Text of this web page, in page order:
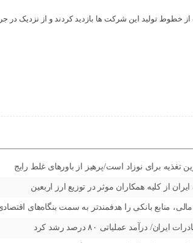
خطوط تولید این شرکت ها بازدید کردند و از نزدیک در
تغذیه برای نوزاد است/پرهیز از باورهای غلط رایج
از کلیه همکاران موثر در توزیع ارز اربعین
مالی، منابع بانکی را هدفمندتر به سمت بنگاه‌های
درآمد عملیاتی ۸۰ درصد رشد کرد